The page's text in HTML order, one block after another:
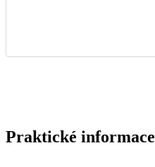
Praktické informace